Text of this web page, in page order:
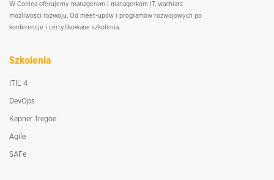
W Conlea oferujemy managerom i managerkom IT, wachlarz
możliwości rozwoju. Od meet-upów i programów rozwojowych po
konferencje i certyfikowane szkolenia.
Szkolenia
ITIL 4
DevOps
Kepner Tregoe
Agile
SAFe